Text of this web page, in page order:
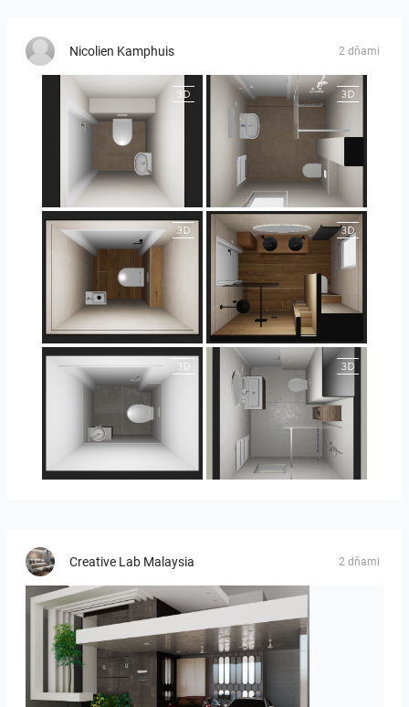
Nicolien Kamphuis 2 dňami
25-5004 bnr. 44 25-5004 bnr. 44
25-5018 bnr. 100 25-5018 bnr. 100
23-030409 bnr. 10
Creative Lab Malaysia 2 dňami